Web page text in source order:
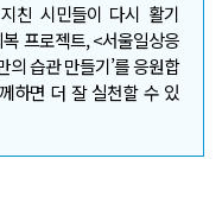
친 시민들이 다시 활기
프로젝트, <서울일상응
의 습관 만들기’를 응원합
하면 더 잘 실천할 수 있